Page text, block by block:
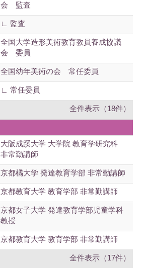
会 監査
∟ 監査
全国大学造形美術教育教員養成協議
会 委員
全国幼年美術の会 常任委員
∟ 常任委員
全件表示（18件）
大阪成蹊大学 大学院 教育学研究科
非常勤講師
京都橘大学 発達教育学部 非常勤講師
京都教育大学 教育学部 非常勤講師
京都女子大学 発達教育学部児童学科
教授
京都教育大学 教育学部 非常勤講師
全件表示（17件）